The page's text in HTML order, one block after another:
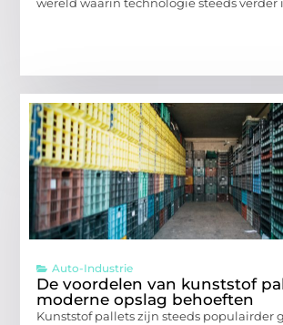
Auto-Industrie
De voordelen van kunststof
moderne opslag behoeften
Kunststof pallets zijn steeds populairder